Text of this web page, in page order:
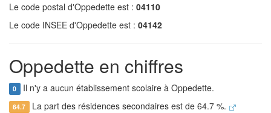
Le code postal d'Oppedette est : 04110
Le code INSEE d'Oppedette est : 04142
Oppedette en chiffres
0 Il n'y a aucun établissement scolaire à Oppedette.
64.7 La part des résidences secondaires est de 64.7 %.